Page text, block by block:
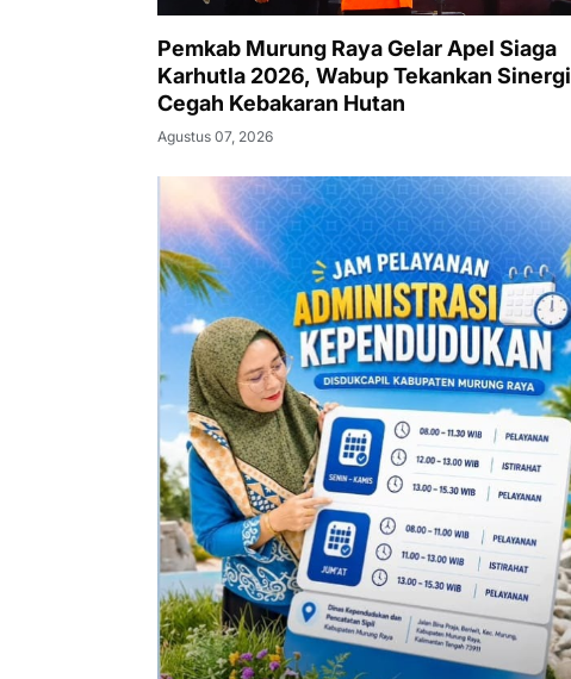
Pemkab Murung Raya Gelar Apel Siaga
Karhutla 2026, Wabup Tekankan Sinergi
Cegah Kebakaran Hutan
Agustus 07, 2026